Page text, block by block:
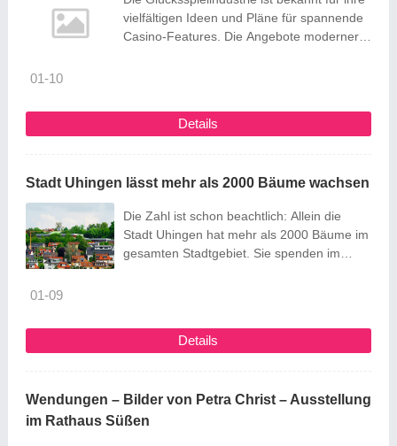
vielfältigen Ideen und Pläne für spannende
Casino-Features. Die Angebote moderner
Casino Bonus Code. Mit den Jackpots
thematisieren wir heute dabei einen wahren
hat besonders dieses Feature ...
01-10
Details
Stadt Uhingen lässt mehr als 2000 Bäume wachsen
Die Zahl ist schon beachtlich: Allein die
Stadt Uhingen hat mehr als 2000 Bäume im
gesamten Stadtgebiet. Sie spenden im
sie gefällt. Zirka 2000 verkehrsrechtlich
relevante Stadtbäume befinden sich im
benötigen viel Pflege, ...
01-09
Details
Wendungen – Bilder von Petra Christ – Ausstellung
im Rathaus Süßen